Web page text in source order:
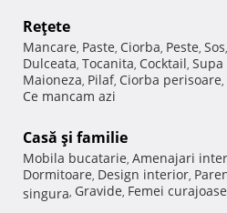
Reţete
Mancare, Paste, Ciorba, Peste, Sos,
Dulceata, Tocanita, Cocktail, Supa
Maioneza, Pilaf, Ciorba perisoare,
Ce mancam azi
Casă şi familie
Mobila bucatarie, Amenajari
Dormitoare, Design interior,
singura, Gravide, Femei curajoase